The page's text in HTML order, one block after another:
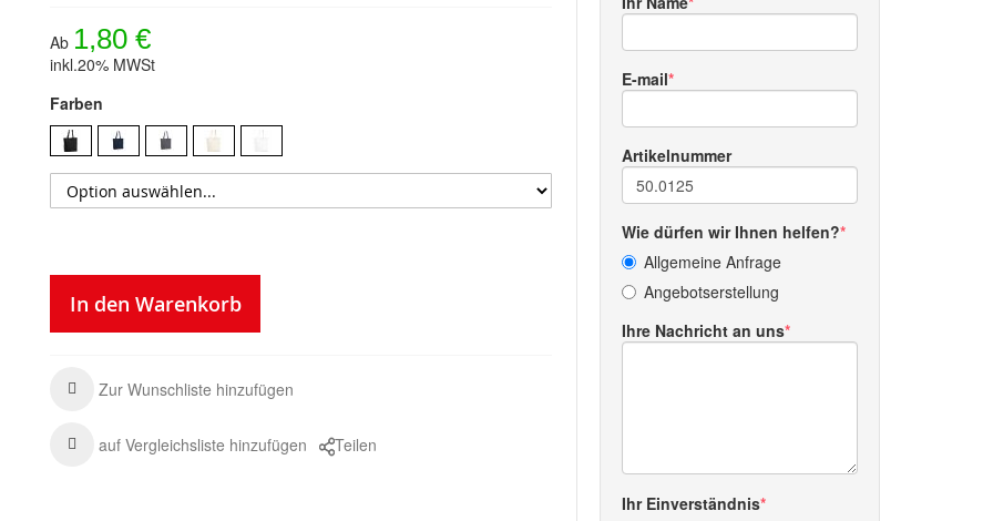
Ab 1,80 €
inkl.20% MWSt
Farben
In den Warenkorb
Zur Wunschliste hinzufügen
auf Vergleichsliste hinzufügen Teilen
E-mail
Artikelnummer
Wie dürfen wir Ihnen helfen?
Allgemeine Anfrage
Angebotserstellung
Ihre Nachricht an uns
Ihr Einverständnis